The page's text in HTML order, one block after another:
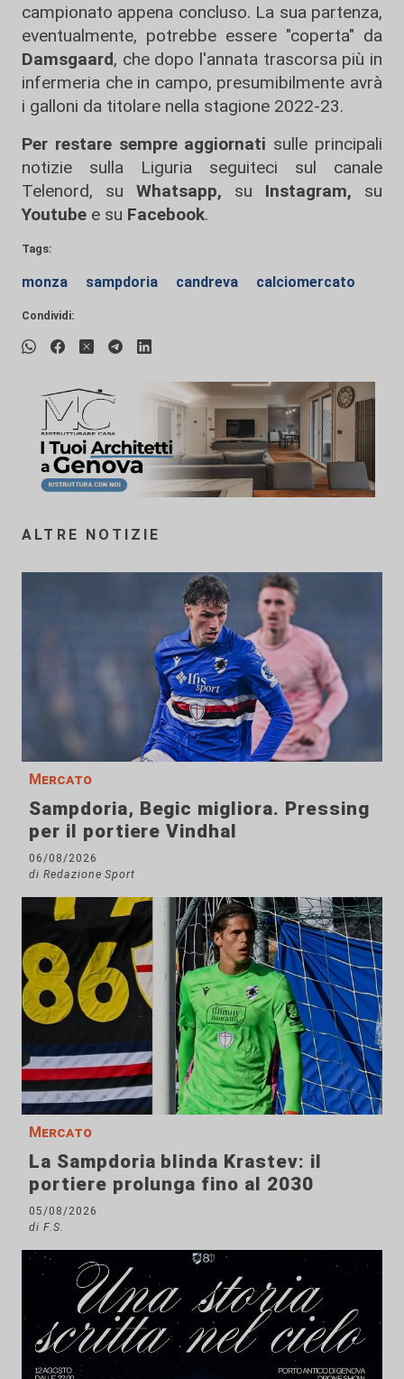
campionato appena concluso. La sua partenza,
eventualmente, potrebbe essere "coperta" da
Damsgaard, che dopo l'annata trascorsa più in
infermeria che in campo, presumibilmente avrà
i galloni da titolare nella stagione 2022-23.
Per restare sempre aggiornati sulle principali
notizie sulla Liguria seguiteci sul canale
Telenord, su
Whatsapp, su Instagram, su
Youtube e su Facebook.
Tags:
monza sampdoria candreva calciomercato
Condividi:
ALTRE NOTIZIE
Mercato
Sampdoria, Begic migliora. Pressing
per il portiere Vindhal
06/08/2026
di Redazione Sport
Mercato
La Sampdoria blinda Krastev: il
portiere prolunga fino al 2030
05/08/2026
di F.S.